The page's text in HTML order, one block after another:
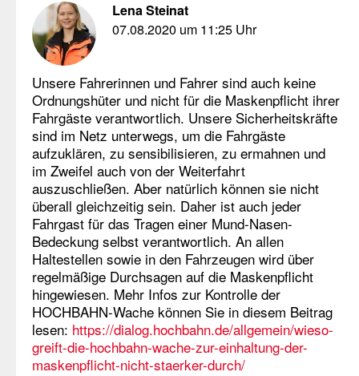
Lena Steinat
07.08.2020 um 11:25 Uhr
Unsere Fahrerinnen und Fahrer sind auch keine
Ordnungshüter und nicht für die Maskenpflicht ihrer
Fahrgäste verantwortlich. Unsere Sicherheitskräfte
sind im Netz unterwegs, um die Fahrgäste
aufzuklären, zu sensibilisieren, zu ermahnen und
im Zweifel auch von der Weiterfahrt
auszuschließen. Aber natürlich können sie nicht
überall gleichzeitig sein. Daher ist auch jeder
Fahrgast für das Tragen einer Mund-Nasen-
Bedeckung selbst verantwortlich. An allen
Haltestellen sowie in den Fahrzeugen wird über
regelmäßige Durchsagen auf die Maskenpflicht
hingewiesen. Mehr Infos zur Kontrolle der
HOCHBAHN-Wache können Sie in diesem Beitrag
lesen: https://dialog.hochbahn.de/allgemein/wieso-
greift-die-hochbahn-wache-zur-einhaltung-der-
maskenpflicht-nicht-staerker-durch/